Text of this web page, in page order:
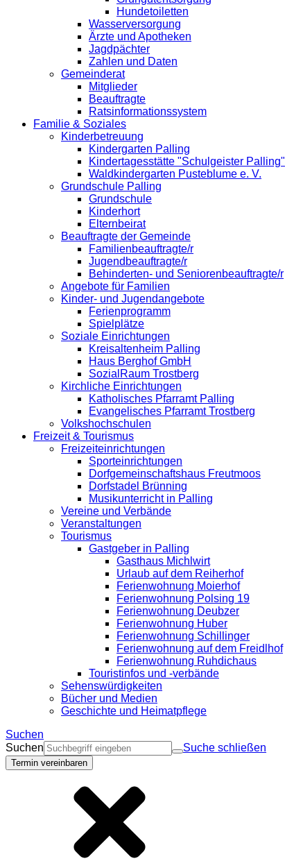
Hundetoiletten
Wasserversorgung
Ärzte und Apotheken
Jagdpächter
Zahlen und Daten
Gemeinderat
Mitglieder
Beauftragte
Ratsinformationssystem
Familie & Soziales
Kinderbetreuung
Kindergarten Palling
Kindertagesstätte "Schulgeister Palling"
Waldkindergarten Pusteblume e. V.
Grundschule Palling
Grundschule
Kinderhort
Elternbeirat
Beauftragte der Gemeinde
Familienbeauftragte/r
Jugendbeauftragte/r
Behinderten- und Seniorenbeauftragte/r
Angebote für Familien
Kinder- und Jugendangebote
Ferienprogramm
Spielplätze
Soziale Einrichtungen
Kreisaltenheim Palling
Haus Berghof GmbH
SozialRaum Trostberg
Kirchliche Einrichtungen
Katholisches Pfarramt Palling
Evangelisches Pfarramt Trostberg
Volkshochschulen
Freizeit & Tourismus
Freizeiteinrichtungen
Sporteinrichtungen
Dorfgemeinschaftshaus Freutmoos
Dorfstadel Brünning
Musikunterricht in Palling
Vereine und Verbände
Veranstaltungen
Tourismus
Gastgeber in Palling
Gasthaus Michlwirt
Urlaub auf dem Reiherhof
Ferienwohnung Moierhof
Ferienwohnung Polsing 19
Ferienwohnung Deubzer
Ferienwohnung Huber
Ferienwohnung Schillinger
Ferienwohnung auf dem Freidlhof
Ferienwohnung Ruhdichaus
Touristinfos und -verbände
Sehenswürdigkeiten
Bücher und Medien
Geschichte und Heimatpflege
Suchen
Suchen
Suche schließen
Termin vereinbaren